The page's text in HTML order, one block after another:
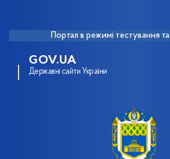
Портал в режимі тестування
GOV.UA
Державні сайти України